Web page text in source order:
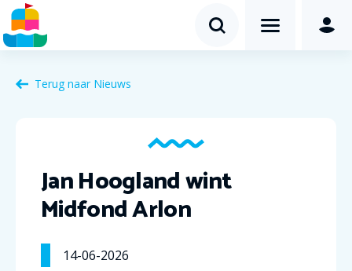
Terug naar Nieuws
Jan Hoogland wint
Midfond Arlon
14-06-2026